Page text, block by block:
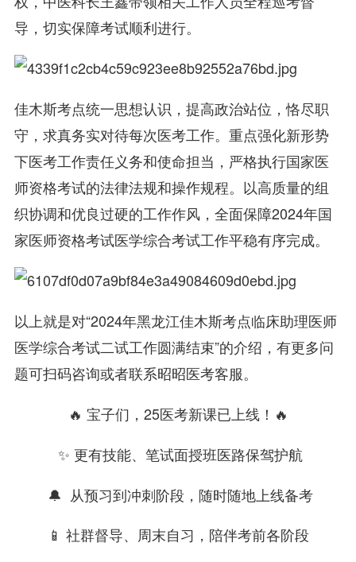
导，切实保障考试顺利进行。
佳木斯考点统一思想认识，提高政治站位，恪尽职
守，求真务实对待每次医考工作。重点强化新形势
下医考工作责任义务和使命担当，严格执行国家医
师资格考试的法律法规和操作规程。以高质量的组
织协调和优良过硬的工作作风，全面保障2024年国
家医师资格考试医学综合考试工作平稳有序完成。
以上就是对“2024年黑龙江佳木斯考点临床助理医师
医学综合考试二试工作圆满结束”的介绍，有更多问
题可扫码咨询或者联系昭昭医考客服。
🔥 宝子们，25医考新课已上线！🔥
✨ 更有技能、笔试面授班医路保驾护航
🔔 从预习到冲刺阶段，随时随地上线备考
📱 社群督导、周末自习，陪伴考前各阶段